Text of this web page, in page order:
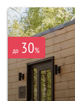
до 30%